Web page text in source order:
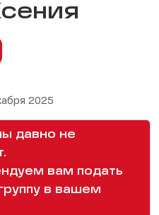
2025
давно не
вам подать
в вашем